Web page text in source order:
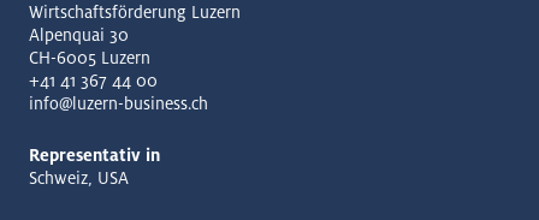
Wirtschaftsförderung Luzern
Alpenquai 30
CH-6005 Luzern
+41 41 367 44 00
info@luzern-business.ch
Representativ in
Schweiz, USA